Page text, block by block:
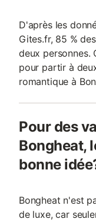
D'après les
Gites.fr, 85 %
deux personnes.
pour partir à
romantique à
Pour des
Bongheat,
bonne
Bongheat n'est
de luxe, car